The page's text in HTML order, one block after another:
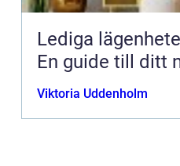
Lediga
En guide till ditt
Viktoria Uddenholm